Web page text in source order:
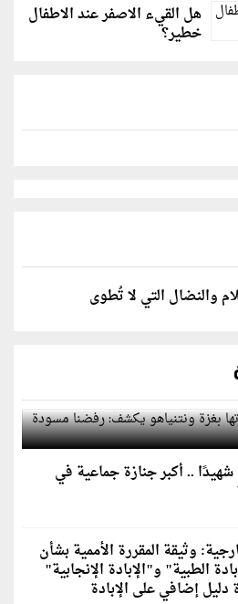
هل القيء الاصفر عند الاطفال
خطير؟
والنضال التي لا تُطوى
بغزة ونتنياهو يكشف: رفضنا
112 شهيدًا .. أكبر جنازة جماعية في
وثيقة المقررة الأممية بشأن
الطبية" و"الإبادة الإنجابية"
دليل إضافي على الإبادة